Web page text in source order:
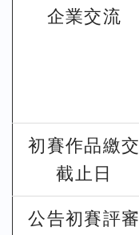
企業交流
初賽作品繳交
截止日
公告初賽評審